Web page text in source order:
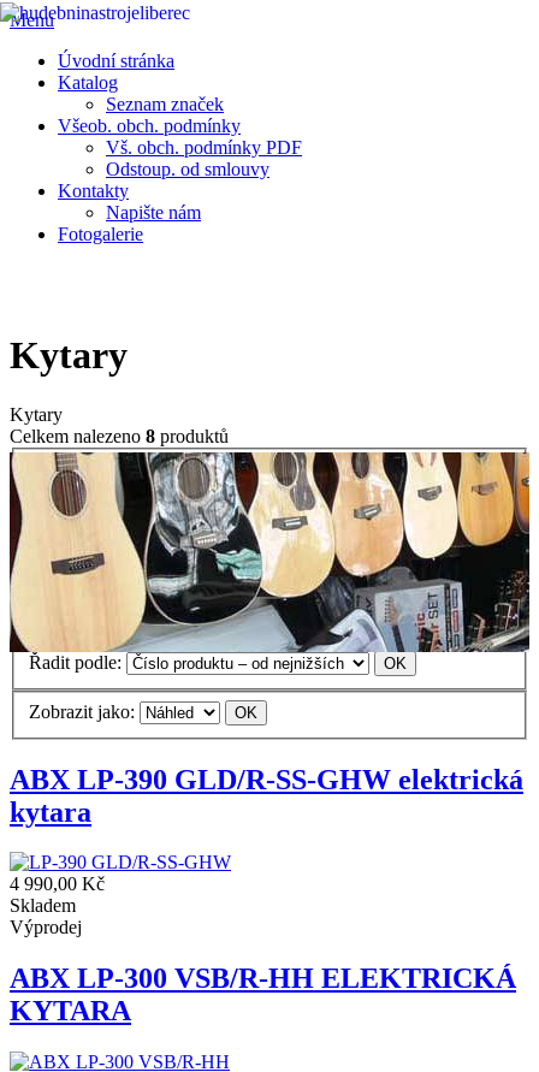
Menu
Úvodní stránka
Katalog
Seznam značek
Všeob. obch. podmínky
Vš. obch. podmínky PDF
Odstoup. od smlouvy
Kontakty
Napište nám
Fotogalerie
Kytary
Kytary
Celkem nalezeno 8 produktů
Značky:
ABX Guitars APC ARIA
AXL-
Lucida
Aersi Ashton Bach Cort
Dimavery
FGN Guitars
FZone GEWA
GILMOUR
Guild HENRY'S Ibanez
MARKBASS
Madison
McGrey Mérida Ortega
Ovation
Pablo Vitaso
Rocktile Tanglewood
Tasman
Virus
Řadit podle:
Zobrazit jako:
ABX LP-390 GLD/R-SS-GHW elektrická
kytara
4 990,00 Kč
Skladem
Výprodej
ABX LP-300 VSB/R-HH ELEKTRICKÁ
KYTARA